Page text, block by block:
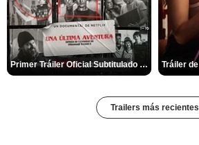
Primer Tráiler Oficial Subtitulado de 'Una última aventura: Detrás de cámaras de Stranger Things 5'
Trailers más recientes